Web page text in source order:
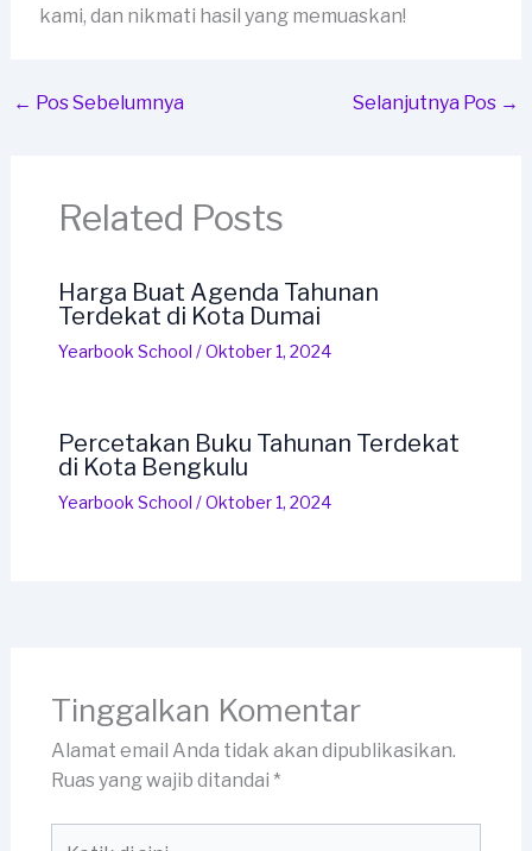
kami, dan nikmati hasil yang memuaskan!
← Pos Sebelumnya Selanjutnya Pos →
Related Posts
Harga Buat Agenda Tahunan
Terdekat di Kota Dumai
Yearbook School /Oktober 1, 2024
Percetakan Buku Tahunan Terdekat
di Kota Bengkulu
Yearbook School /Oktober 1, 2024
Tinggalkan Komentar
Alamat email Anda tidak akan dipublikasikan.
Ruas yang wajib ditandai *